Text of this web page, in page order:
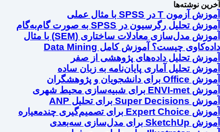
آخرین نوشته‌ها
آموزش آزمون T در SPSS با مثال عملی
آموزش تحلیل رگرسیون در SPSS به صورت گام‌به‌گام
آموزش مدل‌سازی معادلات ساختاری (SEM) با مثال
داده‌کاوی چیست؟ آموزش کامل Data Mining
آموزش تحلیل داده‌های پژوهشی از صفر
آموزش تحلیل آماری پایان‌نامه به زبان ساده
آموزش Office برای دانشجویان و پژوهشگران
آموزش ENVI-met برای شبیه‌سازی محیط شهری
آموزش Super Decisions برای تحلیل ANP
آموزش Expert Choice برای تصمیم‌گیری چندمعیاره
آموزش SketchUp برای مدل‌سازی سه‌بعدی